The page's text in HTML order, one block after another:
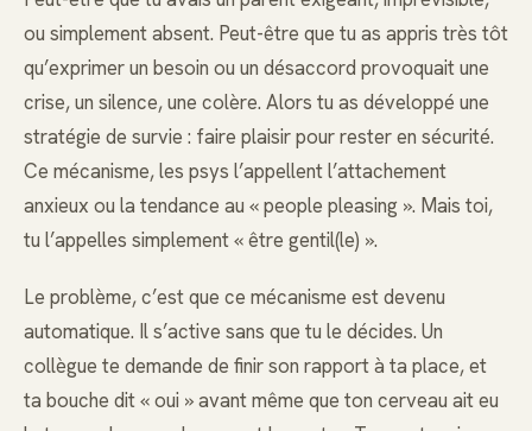
ou simplement absent. Peut-être que tu as appris très tôt
qu’exprimer un besoin ou un désaccord provoquait une
crise, un silence, une colère. Alors tu as développé une
stratégie de survie : faire plaisir pour rester en sécurité.
Ce mécanisme, les psys l’appellent l’attachement
anxieux ou la tendance au « people pleasing ». Mais toi,
tu l’appelles simplement « être gentil(le) ».
Le problème, c’est que ce mécanisme est devenu
automatique. Il s’active sans que tu le décides. Un
collègue te demande de finir son rapport à ta place, et
ta bouche dit « oui » avant même que ton cerveau ait eu